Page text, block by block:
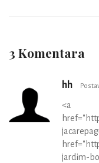
3 Komentara
hh
<a
jardim-